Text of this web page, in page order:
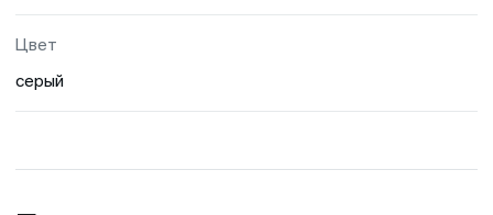
Цвет
серый